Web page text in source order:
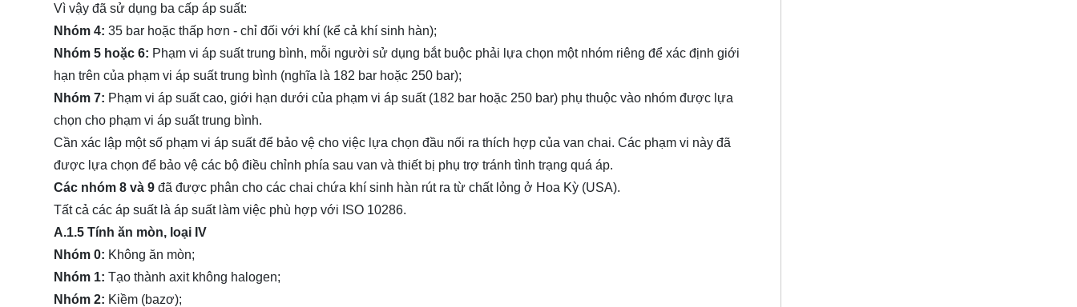
Vì vậy đã sử dụng ba cấp áp suất:
Nhóm 4: 35 bar hoặc thấp hơn - chỉ đối với khí (kể cả khí sinh hàn);
Nhóm 5 hoặc 6: Phạm vi áp suất trung bình, mỗi người sử dụng bắt buộc phải lựa chọn một nhóm riêng để xác định giới
hạn trên của phạm vi áp suất trung bình (nghĩa là 182 bar hoặc 250 bar);
Nhóm 7: Phạm vi áp suất cao, giới hạn dưới của phạm vi áp suất (182 bar hoặc 250 bar) phụ thuộc vào nhóm được lựa
chọn cho phạm vi áp suất trung bình.
Cần xác lập một số phạm vi áp suất để bảo vệ cho việc lựa chọn đầu nối ra thích hợp của van chai. Các phạm vi này đã
được lựa chọn để bảo vệ các bộ điều chỉnh phía sau van và thiết bị phụ trợ tránh tình trạng quá áp.
Các nhóm 8 và 9 đã được phân cho các chai chứa khí sinh hàn rút ra từ chất lỏng ở Hoa Kỳ (USA).
Tất cả các áp suất là áp suất làm việc phù hợp với ISO 10286.
A.1.5 Tính ăn mòn, loại IV
Nhóm 0: Không ăn mòn;
Nhóm 1: Tạo thành axit không halogen;
Nhóm 2: Kiềm (bazơ);